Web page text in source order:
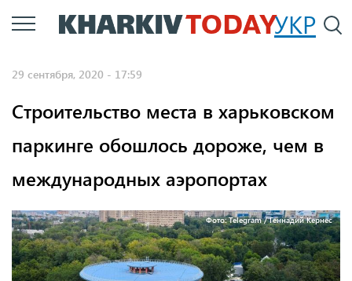
Перейти
к
УКР
29 сентября, 2020 - 17:59
Строительство места в харьковском
паркинге обошлось дороже, чем в
международных аэропортах
Фото: Telegram / Геннадий Кернес